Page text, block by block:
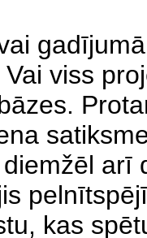
viss
arī
kas